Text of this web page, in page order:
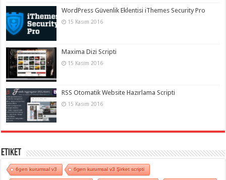
WordPress Güvenlik Eklentisi iThemes Security Pro
15 Kasım 2016
Maxima Dizi Scripti
15 Kasım 2016
RSS Otomatik Website Hazırlama Scripti
15 Kasım 2016
Etiket
6gen kurumsal v3 6gen kurumsal v3 Şirket scripti